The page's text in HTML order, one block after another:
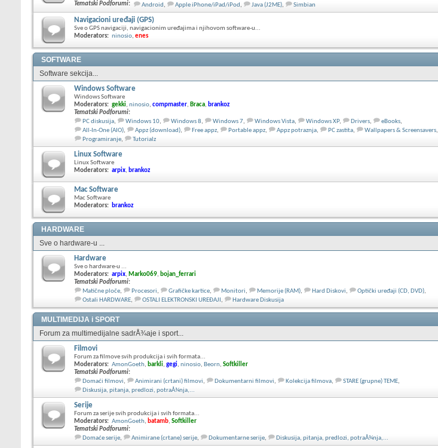
Tematski Podforumi: Android, Apple iPhone/iPad/iPod, Java (J2ME), Simbian
Navigacioni uređaji (GPS)
Sve o GPS navigaciji, navigacionim uređajima i njihovom software-u...
Moderators: ninosio, enes
SOFTWARE
Software sekcija...
Windows Software
Windows Software
Moderators: gekki, ninosio, compmaster, Braca, brankoz
Tematski Podforumi:
PC diskusija, Windows 10, Windows 8, Windows 7, Windows Vista, Windows XP, Drivers, eBooks,
All-In-One (AIO), Appz (download), Free appz, Portable appz, Appz potraznja, PC zastita, Wallpapers & Screensavers,
Programiranje, Tutorialz
Linux Software
Linux Software
Moderators: arpix, brankoz
Mac Software
Mac Software
Moderators: brankoz
HARDWARE
Sve o hardware-u ...
Hardware
Sve o hardware-u ...
Moderators: arpix, Marko069, bojan_ferrari
Tematski Podforumi:
Matične ploče, Procesori, Grafičke kartice, Monitori, Memorije (RAM), Hard Diskovi, Optički uređaji (CD, DVD),
Ostali HARDWARE, OSTALI ELEKTRONSKI UREĐAJI , Hardware Diskusija
MULTIMEDIJA i SPORT
Forum za multimedijalne sadrÅ¾aje i sport...
Filmovi
Forum za filmove svih produkcija i svih formata...
Moderators: AmonGoeth, barkli, gegi, ninosio, Beorn, Softkiller
Tematski Podforumi:
Domaći filmovi, Animirani (crtani) filmovi, Dokumentarni filmovi, Kolekcija filmova, STARE (grupne) TEME,
Diskusija, pitanja, predlozi, potraÅ¾nja,...
Serije
Forum za serije svih produkcija i svih formata...
Moderators: AmonGoeth, batamb, Softkiller
Tematski Podforumi:
Domaće serije, Animirane (crtane) serije, Dokumentarne serije, Diskusija, pitanja, predlozi, potraÅ¾nja,...